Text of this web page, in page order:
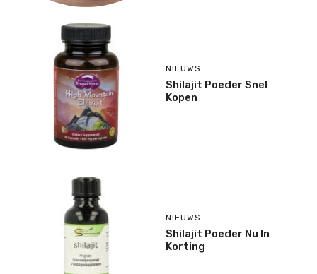
NIEUWS
Shilajit Poeder Snel
Kopen
NIEUWS
Shilajit Poeder Nu In
Korting